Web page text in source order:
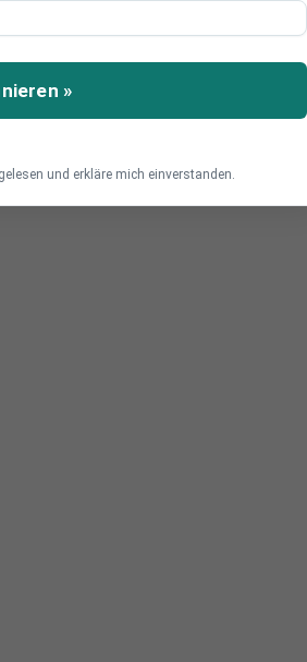
»
gelesen und erkläre mich einverstanden.